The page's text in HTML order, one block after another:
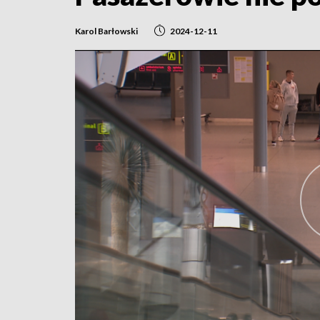
Karol Barłowski 2024-12-11